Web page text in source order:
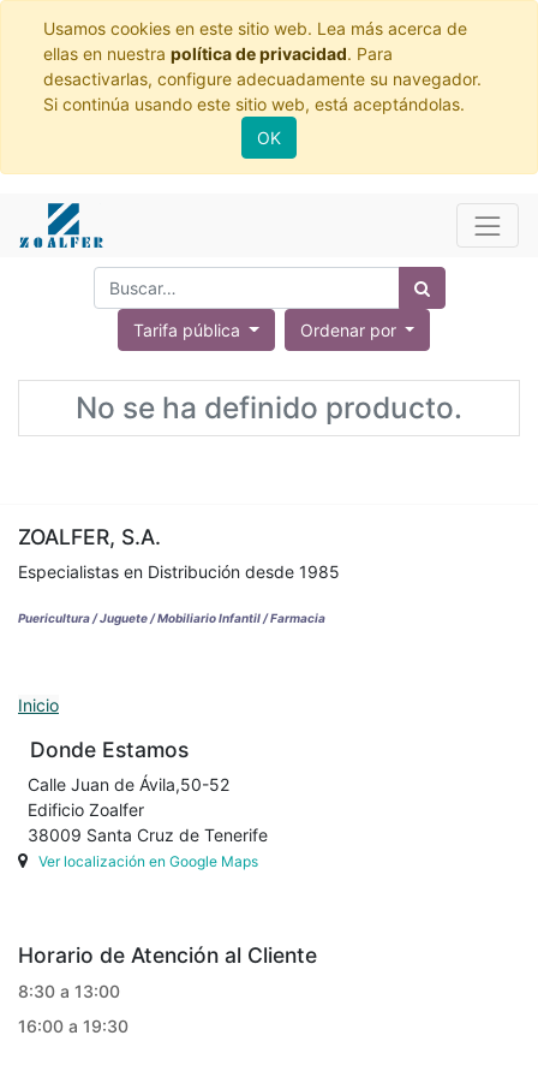
Usamos cookies en este sitio web. Lea más acerca de
ellas en nuestra política de privacidad. Para
desactivarlas, configure adecuadamente su navegador.
Si continúa usando este sitio web, está aceptándolas.
OK
Tarifa pública Ordenar por
No se ha definido producto.
ZOALFER, S.A.
Especialistas en Distribución desde 1985
Puericultura / Juguete / Mobiliario Infantil / Farmacia
Inicio
Donde Estamos
Calle Juan de Ávila,50-52
Edificio Zoalfer
38009 Santa Cruz de Tenerife
Ver localización en Google Maps
Horario de Atención al Cliente
8:30 a 13:00
16:00 a 19:30